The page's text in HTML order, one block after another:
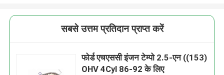
सबसे उत्तम प्रतिदान प्राप्त करें
फोर्ड एचएससी इंजन टेम्पो 2.5-एन ((153)
OHV 4Cyl 86-92 के लिए